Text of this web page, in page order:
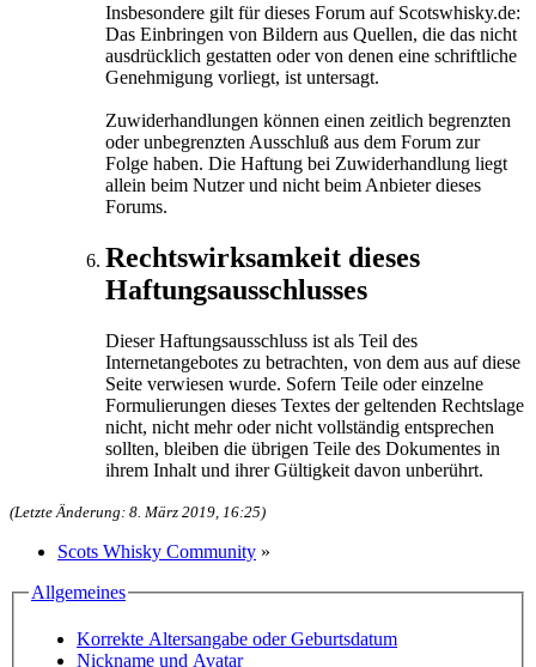
Insbesondere gilt für dieses Forum auf Scotswhisky.de:
Das Einbringen von Bildern aus Quellen, die das nicht
ausdrücklich gestatten oder von denen eine schriftliche
Genehmigung vorliegt, ist untersagt.
Zuwiderhandlungen können einen zeitlich begrenzten
oder unbegrenzten Ausschluß aus dem Forum zur
Folge haben. Die Haftung bei Zuwiderhandlung liegt
allein beim Nutzer und nicht beim Anbieter dieses
Forums.
Rechtswirksamkeit dieses
Haftungsausschlusses
Dieser Haftungsausschluss ist als Teil des
Internetangebotes zu betrachten, von dem aus auf diese
Seite verwiesen wurde. Sofern Teile oder einzelne
Formulierungen dieses Textes der geltenden Rechtslage
nicht, nicht mehr oder nicht vollständig entsprechen
sollten, bleiben die übrigen Teile des Dokumentes in
ihrem Inhalt und ihrer Gültigkeit davon unberührt.
(Letzte Änderung: 8. März 2019, 16:25)
Scots Whisky Community »
Allgemeines
Korrekte Altersangabe oder Geburtsdatum
Nickname und Avatar